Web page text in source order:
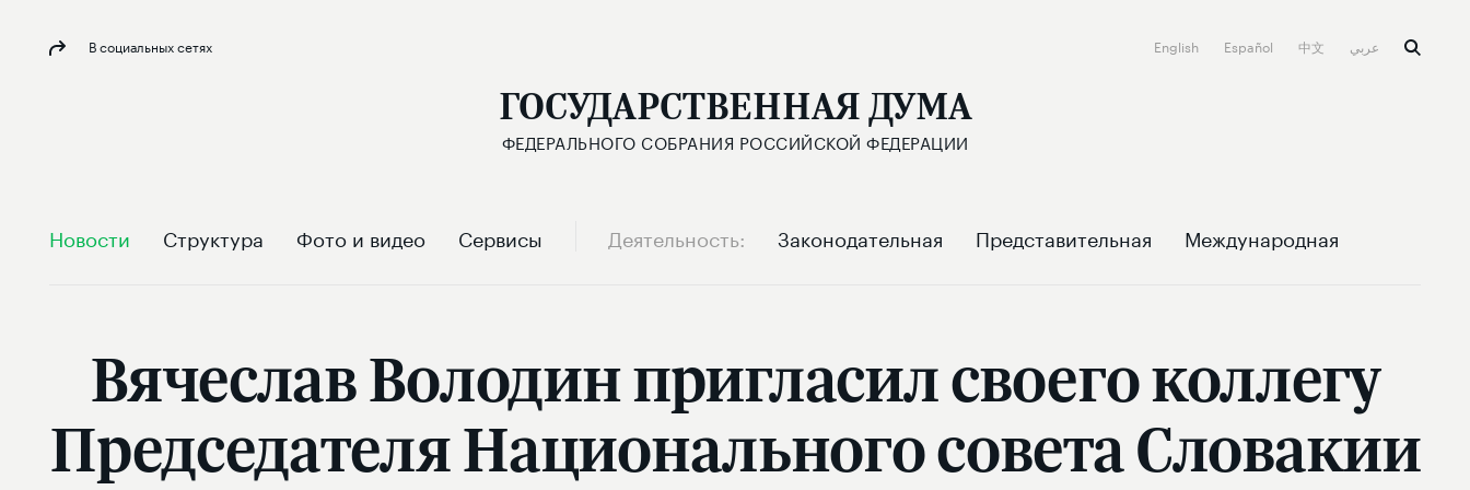
В социальных сетях English Español 中文
ГОСУДАРСТВЕННАЯ ДУМА
ФЕДЕРАЛЬНОГО СОБРАНИЯ РОССИЙСКОЙ ФЕДЕРАЦИИ
Новости Структура Фото и видео Сервисы Деятельность Законодательная Представительная Международная
Вячеслав Володин пригласил своего коллегу
Председателя Национального совета Словакии